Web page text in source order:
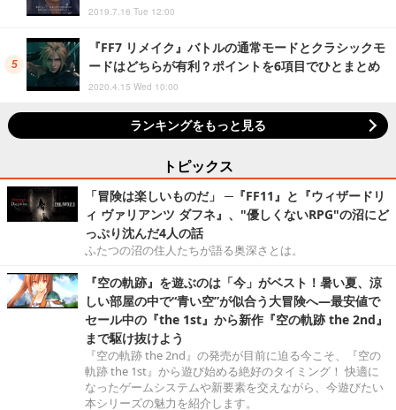
2019.7.16 Tue 12:00
『FF7 リメイク』バトルの通常モードとクラシックモ
ードはどちらが有利？ポイントを6項目でひとまとめ
2020.4.15 Wed 10:00
ランキングをもっと見る
トピックス
「冒険は楽しいものだ」 ─『FF11』と『ウィザードリ
ィ ヴァリアンツ ダフネ』、"優しくないRPG"の沼にど
っぷり沈んだ4人の話
ふたつの沼の住人たちが語る奥深さとは。
『空の軌跡』を遊ぶのは「今」がベスト！暑い夏、涼
しい部屋の中で“青い空”が似合う大冒険へ―最安値で
セール中の『the 1st』から新作『空の軌跡 the 2nd』
まで駆け抜けよう
『空の軌跡 the 2nd』の発売が目前に迫る今こそ、『空の
軌跡 the 1st』から遊び始める絶好のタイミング！ 快適に
なったゲームシステムや新要素を交えながら、今遊びたい
本シリーズの魅力を紹介します。